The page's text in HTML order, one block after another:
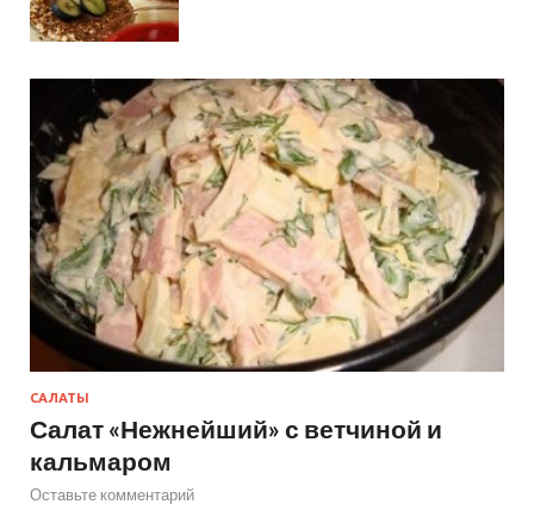
САЛАТЫ
Салат «Нежнейший» с ветчиной и
кальмаром
Оставьте комментарий